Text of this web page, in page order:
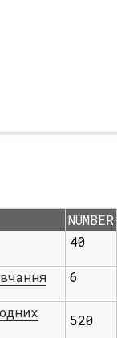
NUMBER
40
6
520